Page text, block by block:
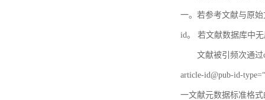
一。若参考文献与原
id。 若文献数据库中
文献被引频次通
article-id@pub-id-
一文献元数据标准格